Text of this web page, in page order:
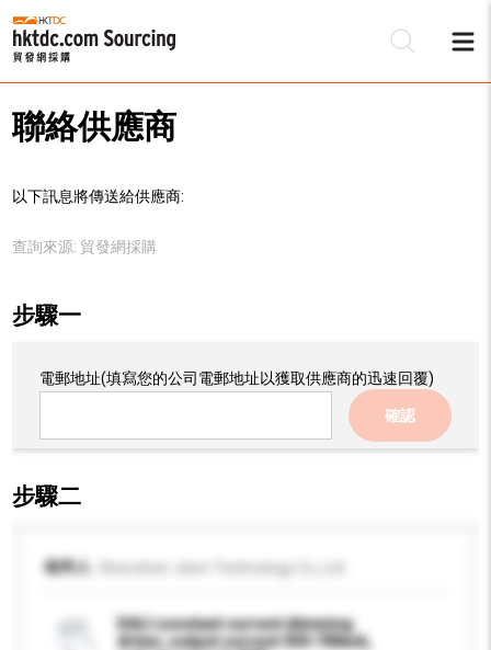
聯絡供應商
以下訊息將傳送給供應商:
查詢來源: 貿發網採購
步驟一
電郵地址(填寫您的公司電郵地址以獲取供應商的迅速回覆)
確認
步驟二
收件人
DALI constant current dimming
driver, output current 350-700mA,